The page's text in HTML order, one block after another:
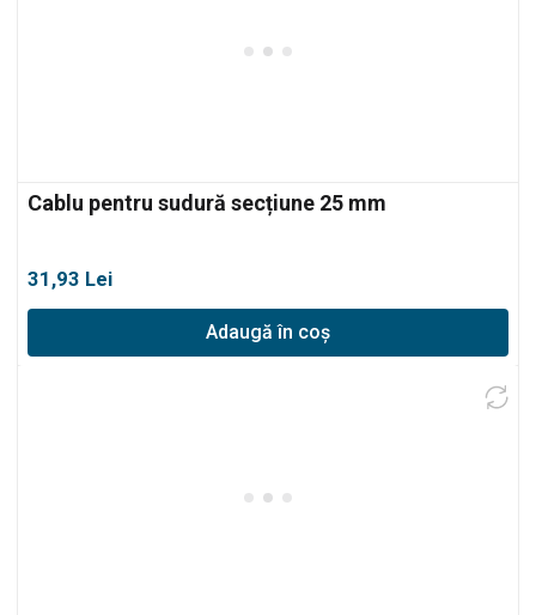
Cablu pentru sudură secțiune 25 mm
31,93 Lei
Adaugă în coș